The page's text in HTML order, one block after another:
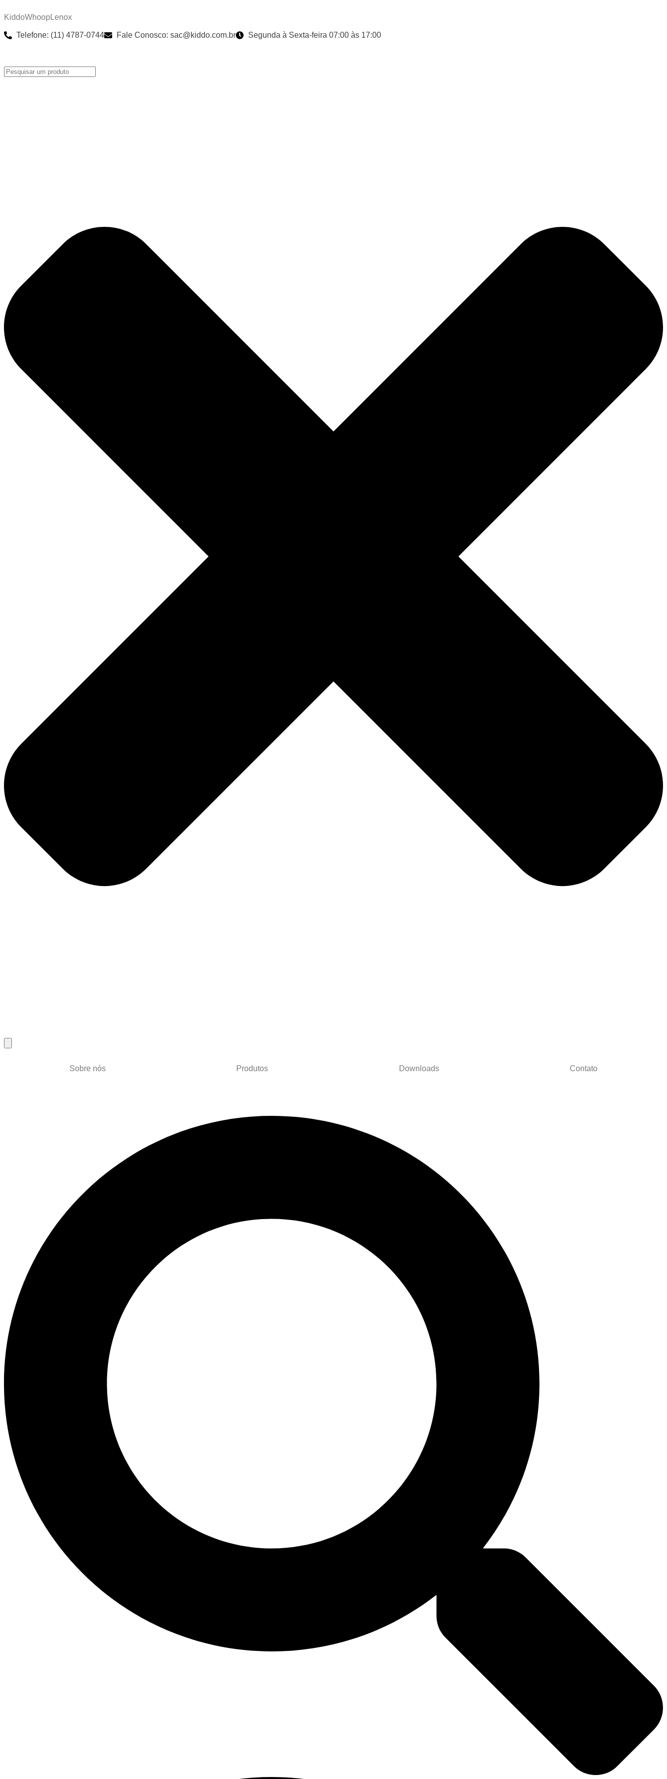
KiddoWhoopLenox
Telefone: (11) 4787-0744 Fale Conosco: sac@kiddo.com.br Segunda à Sexta-feira 07:00 às 17:00
Sobre nós Produtos Downloads Contato